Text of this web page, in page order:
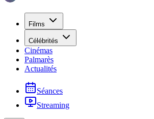
Films
Célébrités
Cinémas
Palmarès
Actualités
Séances
Streaming